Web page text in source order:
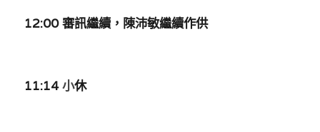
12:00 審訊繼續，陳沛敏繼續作供
11:14 小休